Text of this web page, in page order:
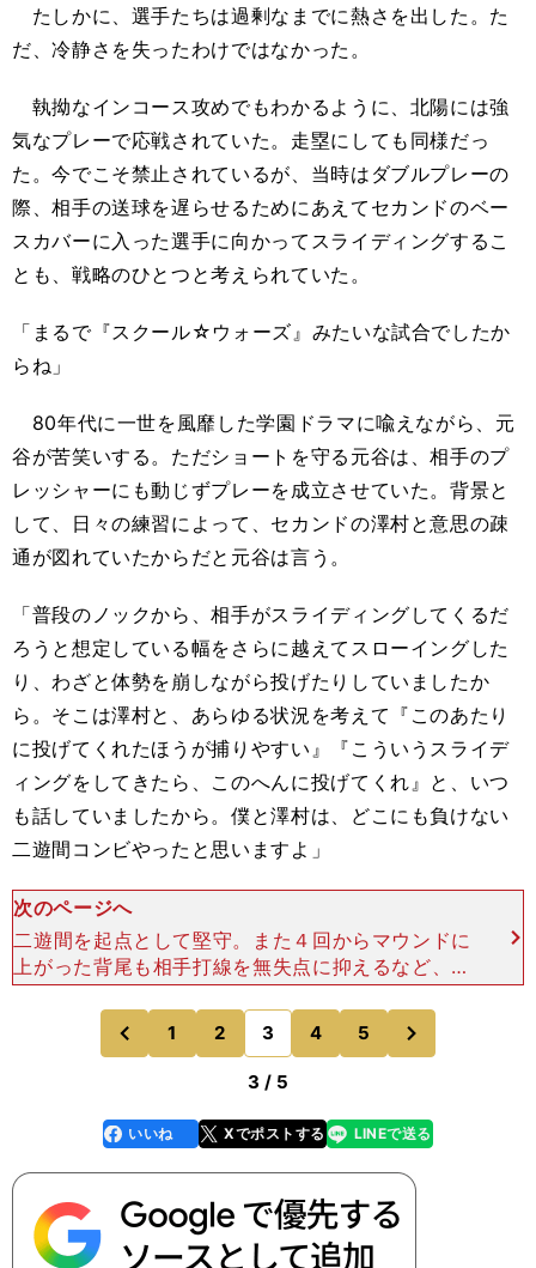
たしかに、選手たちは過剰なまでに熱さを出した。た
だ、冷静さを失ったわけではなかった。
執拗なインコース攻めでもわかるように、北陽には強
気なプレーで応戦されていた。走塁にしても同様だっ
た。今でこそ禁止されているが、当時はダブルプレーの
際、相手の送球を遅らせるためにあえてセカンドのベー
スカバーに入った選手に向かってスライディングするこ
とも、戦略のひとつと考えられていた。
「まるで『スクール☆ウォーズ』みたいな試合でしたか
らね」
80年代に一世を風靡した学園ドラマに喩えながら、元
谷が苦笑いする。ただショートを守る元谷は、相手のプ
レッシャーにも動じずプレーを成立させていた。背景と
して、日々の練習によって、セカンドの澤村と意思の疎
通が図れていたからだと元谷は言う。
「普段のノックから、相手がスライディングしてくるだ
ろうと想定している幅をさらに越えてスローイングした
り、わざと体勢を崩しながら投げたりしていましたか
ら。そこは澤村と、あらゆる状況を考えて『このあたり
に投げてくれたほうが捕りやすい』『こういうスライデ
ィングをしてきたら、このへんに投げてくれ』と、いつ
も話していましたから。僕と澤村は、どこにも負けない
二遊間コンビやったと思いますよ」
次のページへ
二遊間を起点として堅守。また４回からマウンドに
上がった背尾も相手打線を無失点に抑えるなど、大
阪桐蔭ベンチは熱量を保ちながらも冷静に勝機をう
かがうことができた。 ４対５で迎えた８回、反撃
の口火を切った
前
のページへ
1 2 3 4 5
のページへ
3 / 5
faceboo
k
いいね Xでポストする
line LINEで送る